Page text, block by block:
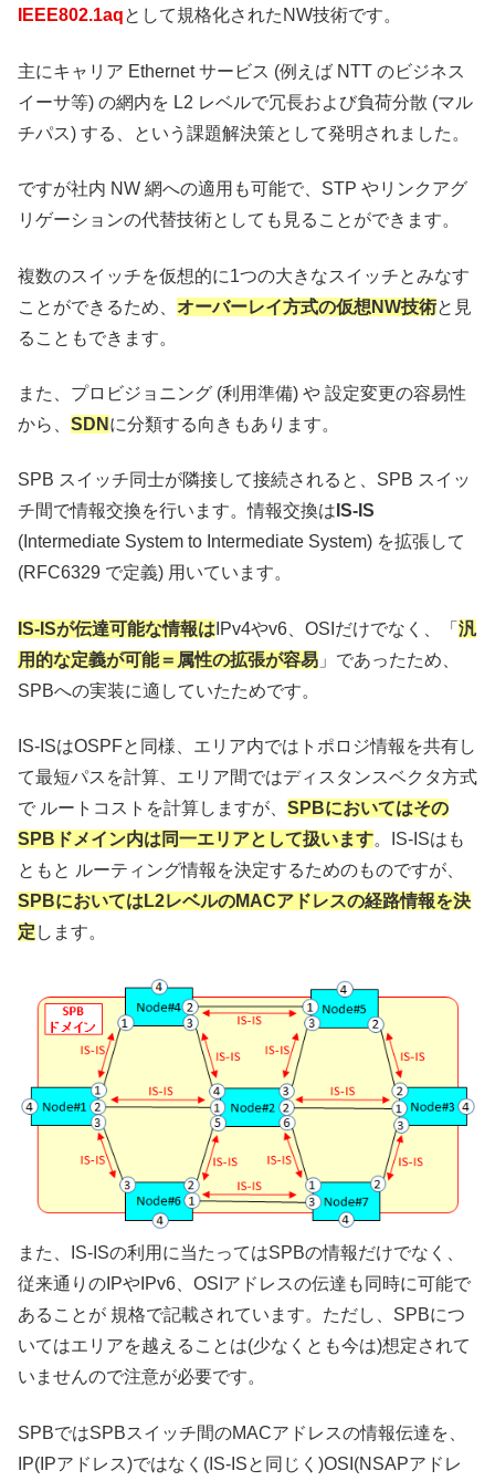
IEEE802.1aqとして規格化されたNW技術です。
主にキャリア Ethernet サービス (例えば NTT のビジネス
イーサ等) の網内を L2 レベルで冗長および負荷分散 (マル
チパス) する、という課題解決策として発明されました。
ですが社内 NW 網への適用も可能で、STP やリンクアグ
リゲーションの代替技術としても見ることができます。
複数のスイッチを仮想的に1つの大きなスイッチとみなす
ことができるため、 オーバーレイ方式の仮想NW技術と見
ることもできます。
また、プロビジョニング (利用準備) や 設定変更の容易性
から、 SDN に分類する向きもあります。
SPB スイッチ同士が隣接して接続されると、SPB スイッ
チ間で情報交換を行います。情報交換は IS-IS
(Intermediate System to Intermediate System) を拡張して
(RFC6329 で定義) 用いています。
IS-ISが伝達可能な情報は IPv4やv6、OSIだけでなく、「 汎
用的な定義が可能＝属性の拡張が容易 」であったため、
SPBへの実装に適していたためです。
IS-ISはOSPFと同様、エリア内ではトポロジ情報を共有し
て最短パスを計算、エリア間ではディスタンスベクタ方式
で ルートコストを計算しますが、 SPBにおいてはその
SPBドメイン内は同一エリアとして扱います。IS-ISはも
ともと ルーティング情報を決定するためのものですが、
SPBにおいてはL2レベルのMACアドレスの経路情報を決
定 します。
また、IS-ISの利用に当たってはSPBの情報だけでなく、
従来通りのIPやIPv6、OSIアドレスの伝達も同時に可能で
あることが 規格で記載されています。ただし、SPBにつ
いてはエリアを越えることは(少なくとも今は)想定されて
いませんので注意が必要です。
SPBではSPBスイッチ間のMACアドレスの情報伝達を、
IP(IPアドレス)ではなく(IS-ISと同じく)OSI(NSAPアドレ